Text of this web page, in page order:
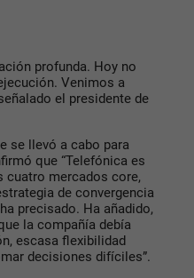
profunda. Hoy no
Venimos a
el presidente de
se llevó a cabo para
que “Telefónica es
cuatro mercados core,
de convergencia
precisado. Ha añadido,
la compañía debía
escasa flexibilidad
decisiones difíciles”.